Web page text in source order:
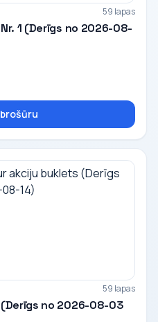
59 lapas
1 (Derīgs no 2026-08-
59 lapas
no 2026-08-03